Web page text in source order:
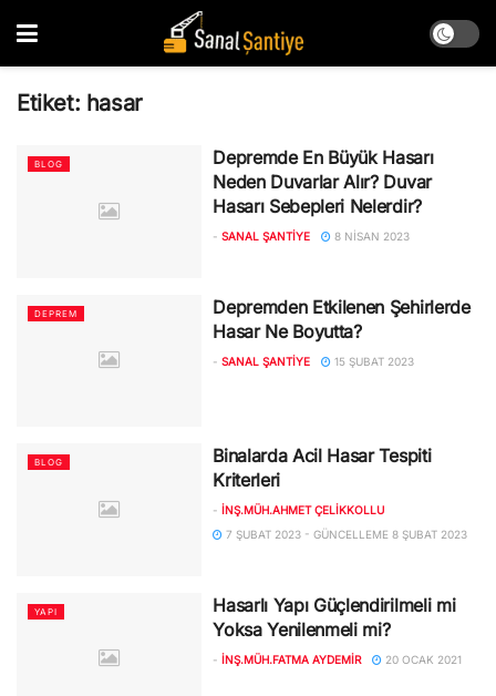
Etiket: hasar
BLOG
Depremde En Büyük Hasarı
Neden Duvarlar Alır? Duvar
Hasarı Sebepleri Nelerdir?
- SANAL ŞANTIYE 8 NISAN 2023
DEPREM
Depremden Etkilenen Şehirlerde
Hasar Ne Boyutta?
- SANAL ŞANTIYE 15 ŞUBAT 2023
BLOG
Binalarda Acil Hasar Tespiti
Kriterleri
- İNŞ.MÜH.AHMET ÇELIKKOLLU
7 ŞUBAT 2023 - GÜNCELLEME 8 ŞUBAT 2023
YAPI
Hasarlı Yapı Güçlendirilmeli mi
Yoksa Yenilenmeli mi?
- İNŞ.MÜH.FATMA AYDEMIR 20 OCAK 2021